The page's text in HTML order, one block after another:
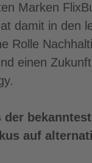
Marken
damit in den
Rolle
einen
auf